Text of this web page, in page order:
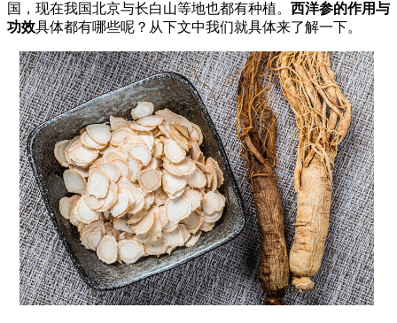
国，现在我国北京与长白山等地也都有种植。 西洋参的作用与
功效具体都有哪些呢？从下文中我们就具体来了解一下。